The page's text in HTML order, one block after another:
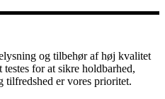
og tilbehør af høj kvalitet
for at sikre holdbarhed,
tilfredshed er vores prioritet.